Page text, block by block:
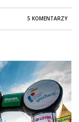
5 KOMENTARZY